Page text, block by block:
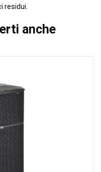
residui.
anche